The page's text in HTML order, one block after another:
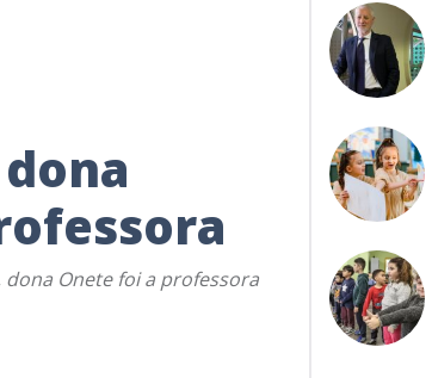
Onete foi a professora